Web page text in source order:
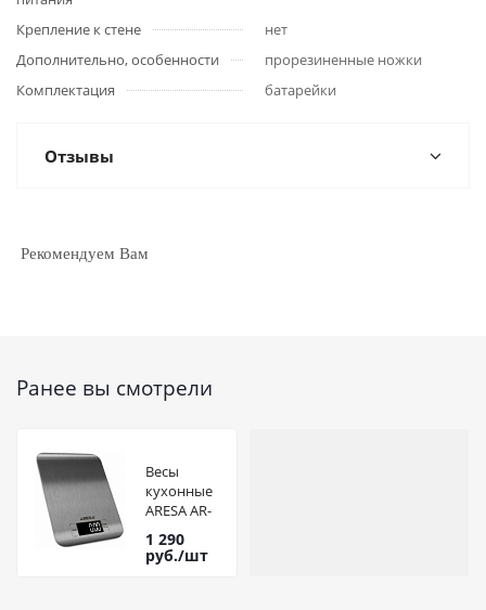
Крепление к стене
нет
Дополнительно, особенности
прорезиненные ножки
Комплектация
батарейки
Отзывы
Рекомендуем Вам
Ранее вы смотрели
Весы
кухонные
ARESA AR-
4302
1 290
руб./шт